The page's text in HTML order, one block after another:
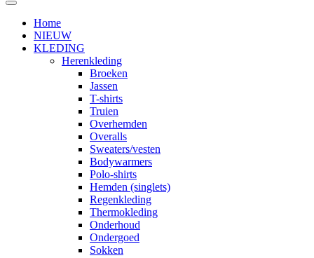
Home
NIEUW
KLEDING
Herenkleding
Broeken
Jassen
T-shirts
Truien
Overhemden
Overalls
Sweaters/vesten
Bodywarmers
Polo-shirts
Hemden (singlets)
Regenkleding
Thermokleding
Onderhoud
Ondergoed
Sokken